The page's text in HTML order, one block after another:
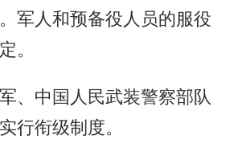
军人和预备役人员的服役
。
、中国人民武装警察部队
行衔级制度。